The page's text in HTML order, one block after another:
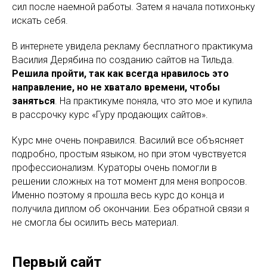
сил после наемной работы. Затем я начала потихоньку
искать себя.
В интернете увидела рекламу бесплатного практикума
Василия Дерябина по созданию сайтов на Тильда.
Решила пройти, так как всегда нравилось это
направление, но не хватало времени, чтобы
заняться . На практикуме поняла, что это мое и купила
в рассрочку курс «Гуру продающих сайтов».
Курс мне очень понравился. Василий все объясняет
подробно, простым языком, но при этом чувствуется
профессионализм. Кураторы очень помогли в
решении сложных на тот момент для меня вопросов.
Именно поэтому я прошла весь курс до конца и
получила диплом об окончании. Без обратной связи я
не смогла бы осилить весь материал.
Первый сайт